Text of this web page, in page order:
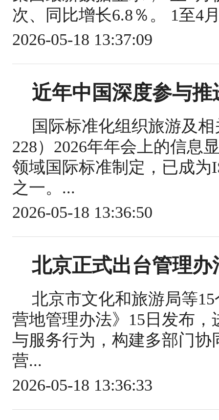
次、同比增长6.8％。 1至4
2026-05-18 13:37:09
近年中国深度参与
国际标准化组织旅游及
228）2026年年会上的信息
领域国际标准制定，已成为
之一。...
2026-05-18 13:36:50
北京正式出台管理
北京市文化和旅游局等
营地管理办法》15日发布
与服务行为，构建多部门
营...
2026-05-18 13:36:33